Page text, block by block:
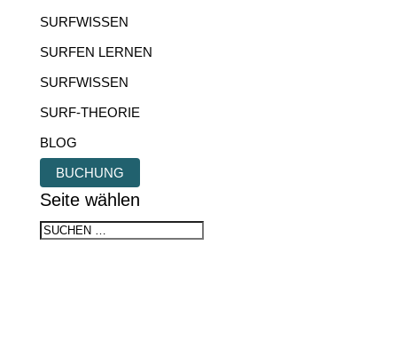
SURFWISSEN
SURFEN LERNEN
SURFWISSEN
SURF-THEORIE
BLOG
BUCHUNG
Seite wählen